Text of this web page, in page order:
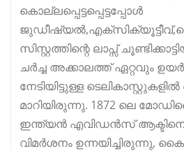
കൊല്ലപ്പെട്ടപ്പെട്ടപ്പോൾ
സിസ്റ്റത്തിന്റെ ലാപ്സ്
ചർച്ച അക്കാലത്ത് ഏറ്റവും
നേടിയിട്ടുള്ള ടെലികാസ്റ്റുകളിൽ
മാറിയിരുന്നു. 1872 ലെ
ഇന്ത്യൻ എവിഡൻസ്
വിമർശനം ഉന്നയിച്ചിരുന്നു,